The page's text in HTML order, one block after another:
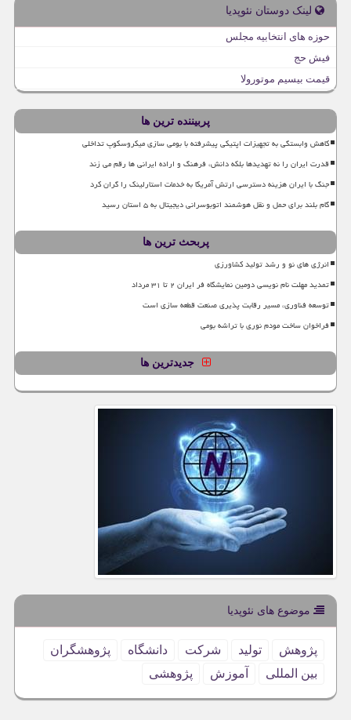
لینک دوستان نئوپدیا
حوزه های انتخابیه مجلس
فیش حج
قیمت بیسیم موتورولا
پربیننده ترین ها
کاهش وابستگی به تجهیزات اپتیکی پیشرفته با بومی سازی میکروسکوپ تداخلی
قدرت ایران را نه تهدیدها بلکه دانش، فرهنگ و اراده ایرانی ها رقم می زند
جنگ با ایران هزینه دسترسی ارتش آمریکا به خدمات استارلینک را گران کرد
گام بلند برای حمل و نقل هوشمند اتوبوسرانی دیجیتال به ۵ استان رسید
پربحث ترین ها
انرژی های نو و رشد تولید کشاورزی
تمدید مهلت نام نویسی دومین نمایشگاه فر ایران ۲ تا ۳۱ مرداد
توسعه فناوری، مسیر رقابت پذیری صنعت قطعه سازی است
فراخوان ساخت مودم نوری با تراشه بومی
جدیدترین ها
موضوع های نئوپدیا
پژوهش تولید شركت دانشگاه
پژوهشگران
بین المللی
آموزش پژوهشی